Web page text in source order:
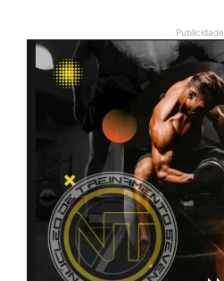
Publicidade